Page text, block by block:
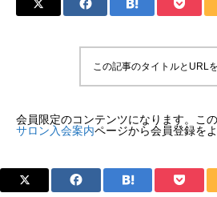
この記事のタイトルとURL
会員限定のコンテンツになります。こ
サロン入会案内ページから会員登録を